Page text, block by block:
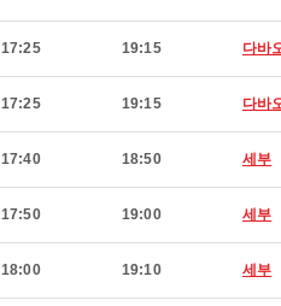
17:25 19:15 다바
17:25 19:15 다바
17:40 18:50 세부
17:50 19:00 세부
18:00 19:10 세부